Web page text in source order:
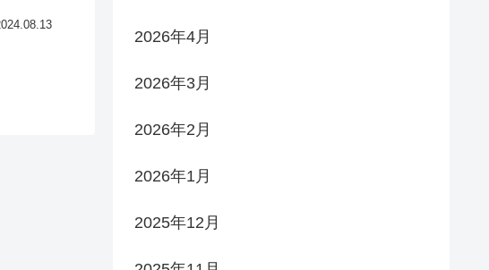
2026年4月
2026年3月
2026年2月
2026年1月
2025年12月